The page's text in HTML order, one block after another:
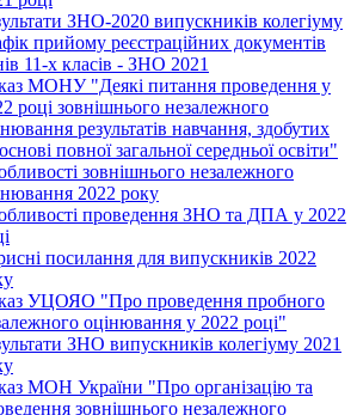
ЗНО-2020 випускників колегіуму
прийому реєстраційних документів
11-х класів - ЗНО 2021
МОНУ "Деякі питання проведення у
році зовнішнього незалежного
результатів навчання, здобутих
повної загальної середньої освіти"
зовнішнього незалежного
2022 року
проведення ЗНО та ДПА у 2022
посилання для випускників 2022
УЦОЯО "Про проведення пробного
оцінювання у 2022 році"
ЗНО випускників колегіуму 2021
МОН України "Про організацію та
зовнішнього незалежного